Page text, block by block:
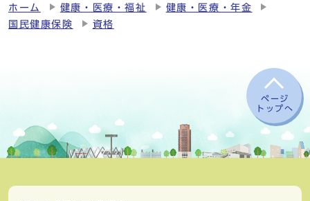
ホーム 健康・医療・福祉
健康・医療・年金
国民健康保険
資格
ページ
トップへ